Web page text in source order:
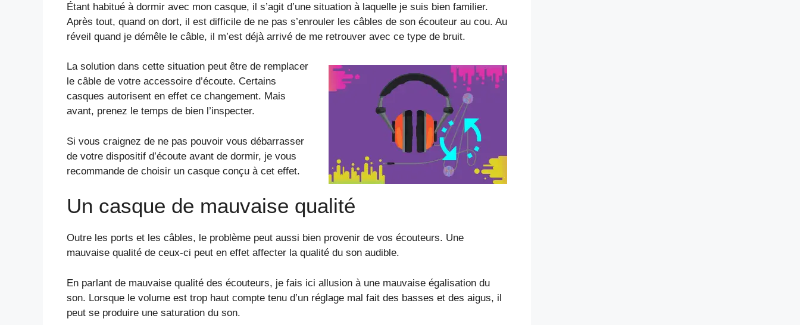
Étant habitué à dormir avec mon casque, il s’agit d’une situation à laquelle je suis bien familier.
Après tout, quand on dort, il est difficile de ne pas s’enrouler les câbles de son écouteur au cou. Au
réveil quand je démêle le câble, il m’est déjà arrivé de me retrouver avec ce type de bruit.
La solution dans cette situation peut être de remplacer
le câble de votre accessoire d’écoute. Certains
casques autorisent en effet ce changement. Mais
avant, prenez le temps de bien l’inspecter.
Si vous craignez de ne pas pouvoir vous débarrasser
de votre dispositif d’écoute avant de dormir, je vous
recommande de choisir un casque conçu à cet effet.
Un casque de mauvaise qualité
Outre les ports et les câbles, le problème peut aussi bien provenir de vos écouteurs. Une
mauvaise qualité de ceux-ci peut en effet affecter la qualité du son audible.
En parlant de mauvaise qualité des écouteurs, je fais ici allusion à une mauvaise égalisation du
son. Lorsque le volume est trop haut compte tenu d’un réglage mal fait des basses et des aigus, il
peut se produire une saturation du son.